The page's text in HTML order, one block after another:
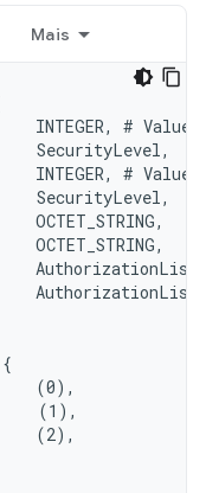
Mais
INTEGER, # Value
SecurityLevel,
INTEGER, # Value
SecurityLevel,
OCTET_STRING,
OCTET_STRING,
AuthorizationList,
AuthorizationList,
{
(0),
(1),
(2),